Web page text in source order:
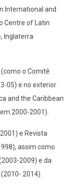
International and
Centre of Latin
Inglaterra
o Comitê
05) e no exterior
and the Caribbean
2000-2001).
e Revista
assim como
2009) e da
2014).